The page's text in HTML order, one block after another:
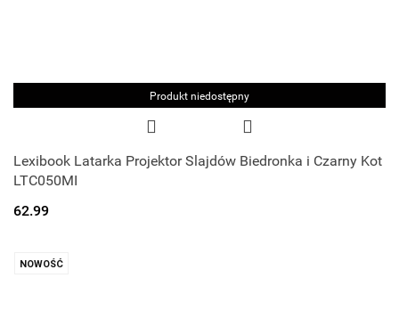
Produkt niedostępny
Lexibook Latarka Projektor Slajdów Biedronka i Czarny Kot
LTC050MI
62.99
NOWOŚĆ